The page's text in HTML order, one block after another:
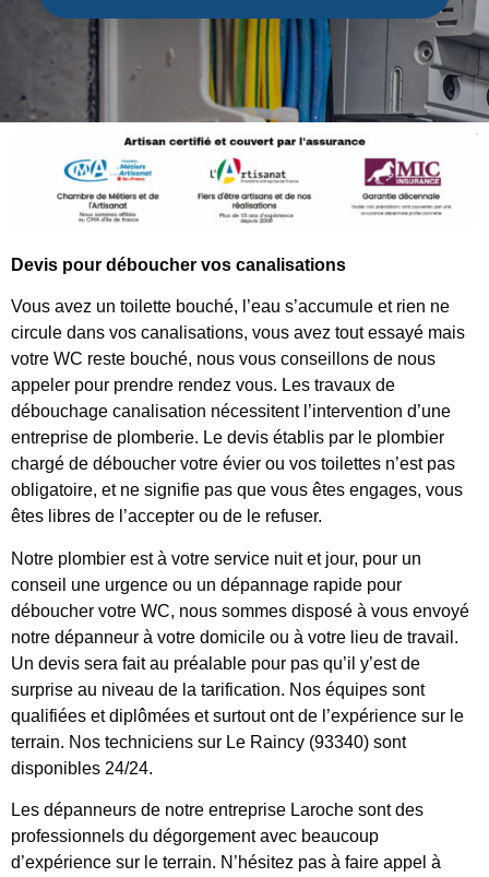
Devis pour déboucher vos canalisations
Vous avez un toilette bouché, l’eau s’accumule et rien ne
circule dans vos canalisations, vous avez tout essayé mais
votre WC reste bouché, nous vous conseillons de nous
appeler pour prendre rendez vous. Les travaux de
débouchage canalisation nécessitent l’intervention d’une
entreprise de plomberie. Le devis établis par le plombier
chargé de déboucher votre évier ou vos toilettes n’est pas
obligatoire, et ne signifie pas que vous êtes engages, vous
êtes libres de l’accepter ou de le refuser.
Notre plombier est à votre service nuit et jour, pour un
conseil une urgence ou un dépannage rapide pour
déboucher votre WC, nous sommes disposé à vous envoyé
notre dépanneur à votre domicile ou à votre lieu de travail.
Un devis sera fait au préalable pour pas qu’il y’est de
surprise au niveau de la tarification. Nos équipes sont
qualifiées et diplômées et surtout ont de l’expérience sur le
terrain. Nos techniciens sur Le Raincy (93340) sont
disponibles 24/24.
Les dépanneurs de notre entreprise Laroche sont des
professionnels du dégorgement avec beaucoup
d’expérience sur le terrain. N’hésitez pas à faire appel à